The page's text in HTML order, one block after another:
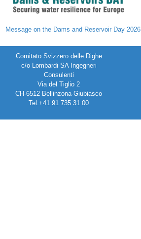
Message on the Dams and Reservoir Day 2026
Comitato Svizzero delle Dighe
c/o Lombardi SA Ingegneri
Consulenti
Via del Tiglio 2
CH-6512 Bellinzona-Giubiasco
Tel:+41 91 735 31 00